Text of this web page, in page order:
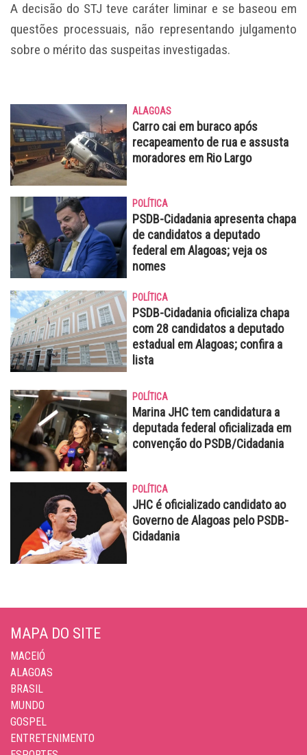
A decisão do STJ teve caráter liminar e se baseou em
questões processuais, não representando julgamento
sobre o mérito das suspeitas investigadas.
ALAGOAS
Carro cai em buraco após
recapeamento de rua e assusta
moradores em Rio Largo
POLÍTICA
PSDB-Cidadania apresenta chapa
de candidatos a deputado
federal em Alagoas; veja os
nomes
POLÍTICA
PSDB-Cidadania oficializa chapa
com 28 candidatos a deputado
estadual em Alagoas; confira a
lista
POLÍTICA
Marina JHC tem candidatura a
deputada federal oficializada em
convenção do PSDB/Cidadania
POLÍTICA
JHC é oficializado candidato ao
Governo de Alagoas pelo PSDB-
Cidadania
MAPA DO SITE
MACEIÓ
ALAGOAS
BRASIL
MUNDO
GOSPEL
ENTRETENIMENTO